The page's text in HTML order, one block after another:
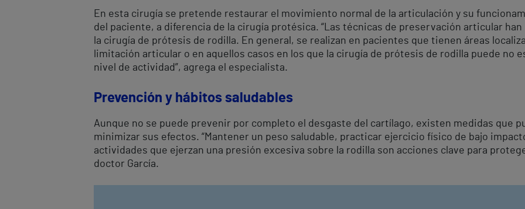
En esta cirugía se pretende restaurar el movimiento normal de la articulación y su
del paciente, a diferencia de la cirugía protésica. “Las técnicas de preservación articular
la cirugía de prótesis de rodilla. En general, se realizan en pacientes que tienen áreas
limitación articular o en aquellos casos en los que la cirugía de prótesis de rodilla puede no
nivel de actividad”, agrega el especialista.
Prevención y hábitos saludables
Aunque no se puede prevenir por completo el desgaste del cartílago, existen medidas que
minimizar sus efectos. “Mantener un peso saludable, practicar ejercicio físico de bajo
actividades que ejerzan una presión excesiva sobre la rodilla son acciones clave para
doctor García.